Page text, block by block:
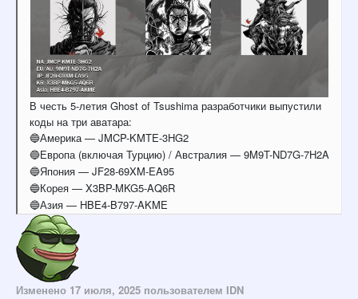
В честь 5-летия Ghost of Tsushima разработчики выпустили
коды на три аватара:
🔵Америка — JMCP-KMTE-3HG2
🔵Европа (включая Турцию) / Австралия — 9M9T-ND7G-7H2A
🔵Япония — JF28-69XM-EA95
🔵Корея — X3BP-MKG5-AQ6R
🔵Азия — HBE4-B797-AKME
Изменено 17 июля, 2025 пользователем IDN